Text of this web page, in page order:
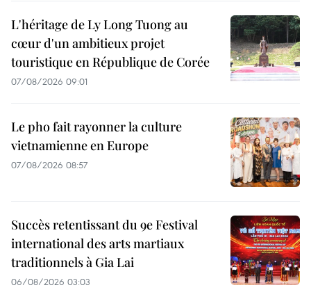
L'héritage de Ly Long Tuong au
cœur d'un ambitieux projet
touristique en République de Corée
07/08/2026 09:01
Le pho fait rayonner la culture
vietnamienne en Europe
07/08/2026 08:57
Succès retentissant du 9e Festival
international des arts martiaux
traditionnels à Gia Lai
06/08/2026 03:03